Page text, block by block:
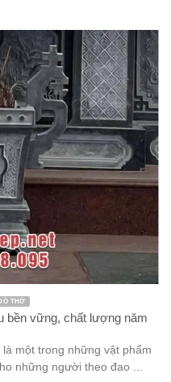
THỜ
bền vững, chất lượng năm
một trong những vật phẩm
những người theo đạo ...